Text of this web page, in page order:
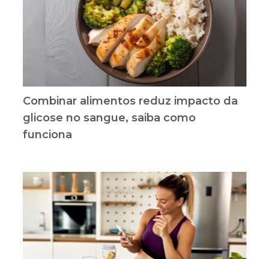
Combinar alimentos reduz impacto da
glicose no sangue, saiba como
funciona